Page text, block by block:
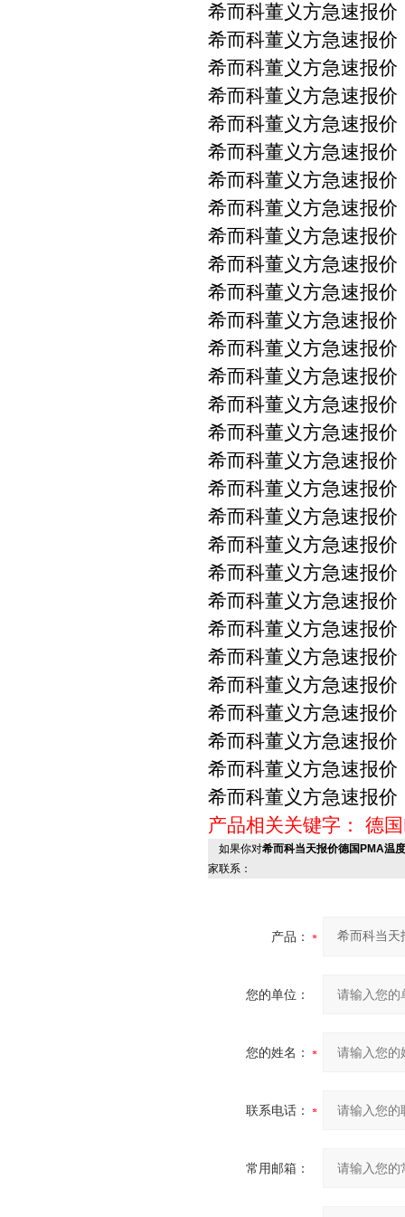
希而科董义方急速
希而科董义方急速
希而科董义方急速
希而科董义方急速
希而科董义方急速
希而科董义方急速
希而科董义方急速
希而科董义方急速
希而科董义方急速
希而科董义方急速
希而科董义方急速
希而科董义方急速报
希而科董义方急速
希而科董义方急速
希而科董义方急速
希而科董义方急速
希而科董义方急速
希而科董义方急速
希而科董义方急速
希而科董义方急速
希而科董义方急速
希而科董义方急速
希而科董义方急速报
希而科董义方急速
希而科董义方急速
希而科董义方急速
希而科董义方急速
希而科董义方急速
希而科董义方急速
产品相关关键字： 德
如果你对希而科当天报价德国PMA温
家联系：
产品：
您的单位：
您的姓名：
联系电话：
常用邮箱：